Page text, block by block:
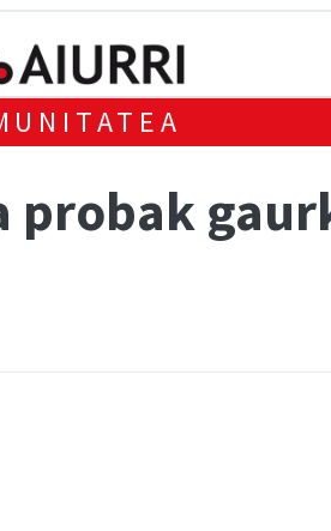
probak